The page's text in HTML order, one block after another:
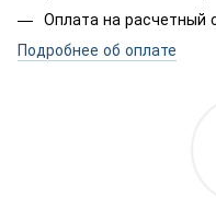
Оплата на расчетный
Подробнее об оплате